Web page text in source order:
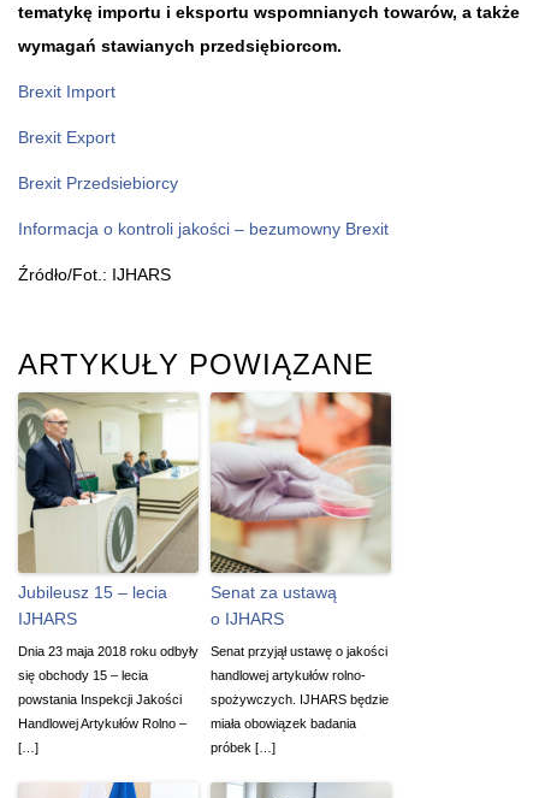
tematykę importu i eksportu wspomnianych towarów, a także
wymagań stawianych przedsiębiorcom.
Brexit Import
Brexit Export
Brexit Przedsiebiorcy
Informacja o kontroli jakości – bezumowny Brexit
Źródło/Fot.: IJHARS
ARTYKUŁY POWIĄZANE
Jubileusz 15 – lecia
IJHARS
Dnia 23 maja 2018 roku odbyły
się obchody 15 – lecia
powstania Inspekcji Jakości
Handlowej Artykułów Rolno –
[…]
Senat za ustawą
o IJHARS
Senat przyjął ustawę o jakości
handlowej artykułów rolno-
spożywczych. IJHARS będzie
miała obowiązek badania
próbek […]